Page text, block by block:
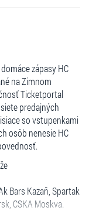
zápasy HC
na Zimnom
Ticketportal
predajných
so vstupenkami
osôb nenesie HC
Bars Kazaň, Spartak
CSKA Moskva.